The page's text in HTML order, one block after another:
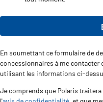
En soumettant ce formulaire de
concessionnaires à me contacter
utilisant les informations ci-
Je comprends que Polaris